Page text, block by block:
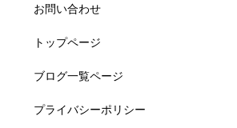
お問い合わせ
トップページ
ブログ一覧ページ
プライバシーポリシー